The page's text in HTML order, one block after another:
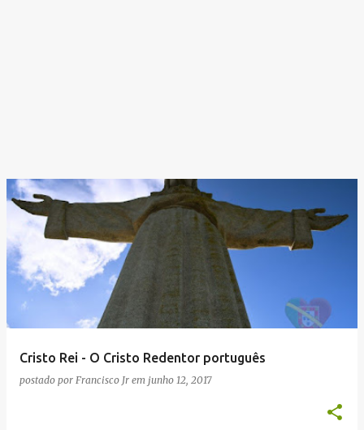
Cristo Rei - O Cristo Redentor português
postado por Francisco Jr em junho 12, 2017